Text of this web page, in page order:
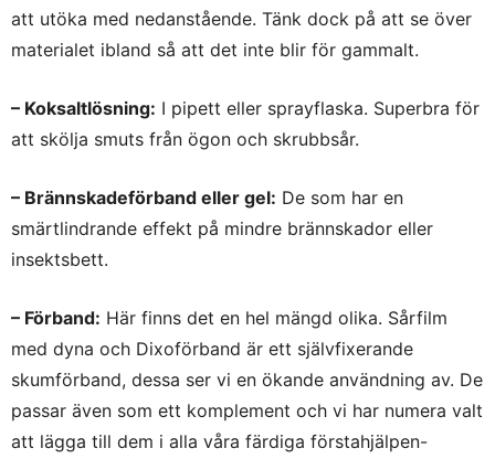
att utöka med nedanstående. Tänk dock på att se över
materialet ibland så att det inte blir för gammalt.
– Koksaltlösning: I pipett eller sprayflaska. Superbra för
att skölja smuts från ögon och skrubbsår.
– Brännskadeförband eller gel: De som har en
smärtlindrande effekt på mindre brännskador eller
insektsbett.
– Förband: Här finns det en hel mängd olika. Sårfilm
med dyna och Dixoförband är ett självfixerande
skumförband, dessa ser vi en ökande användning av. De
passar även som ett komplement och vi har numera valt
att lägga till dem i alla våra färdiga förstahjälpen-